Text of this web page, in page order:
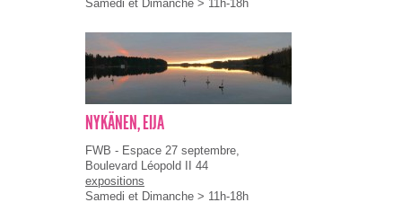
Samedi et Dimanche > 11h-18h
NYKÄNEN, EIJA
FWB - Espace 27 septembre,
Boulevard Léopold II 44
expositions
Samedi et Dimanche > 11h-18h